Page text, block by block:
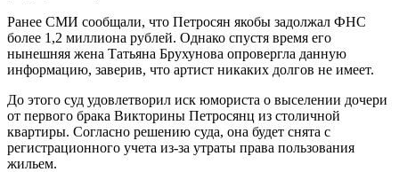
Ранее СМИ сообщали, что Петросян якобы задолжал ФНС
более 1,2 миллиона рублей. Однако спустя время его
нынешняя жена Татьяна Брухунова опровергла данную
информацию, заверив, что артист никаких долгов не имеет.
До этого суд удовлетворил иск юмориста о выселении дочери
от первого брака Викторины Петросянц из столичной
квартиры. Согласно решению суда, она будет снята с
регистрационного учета из-за утраты права пользования
жильем.